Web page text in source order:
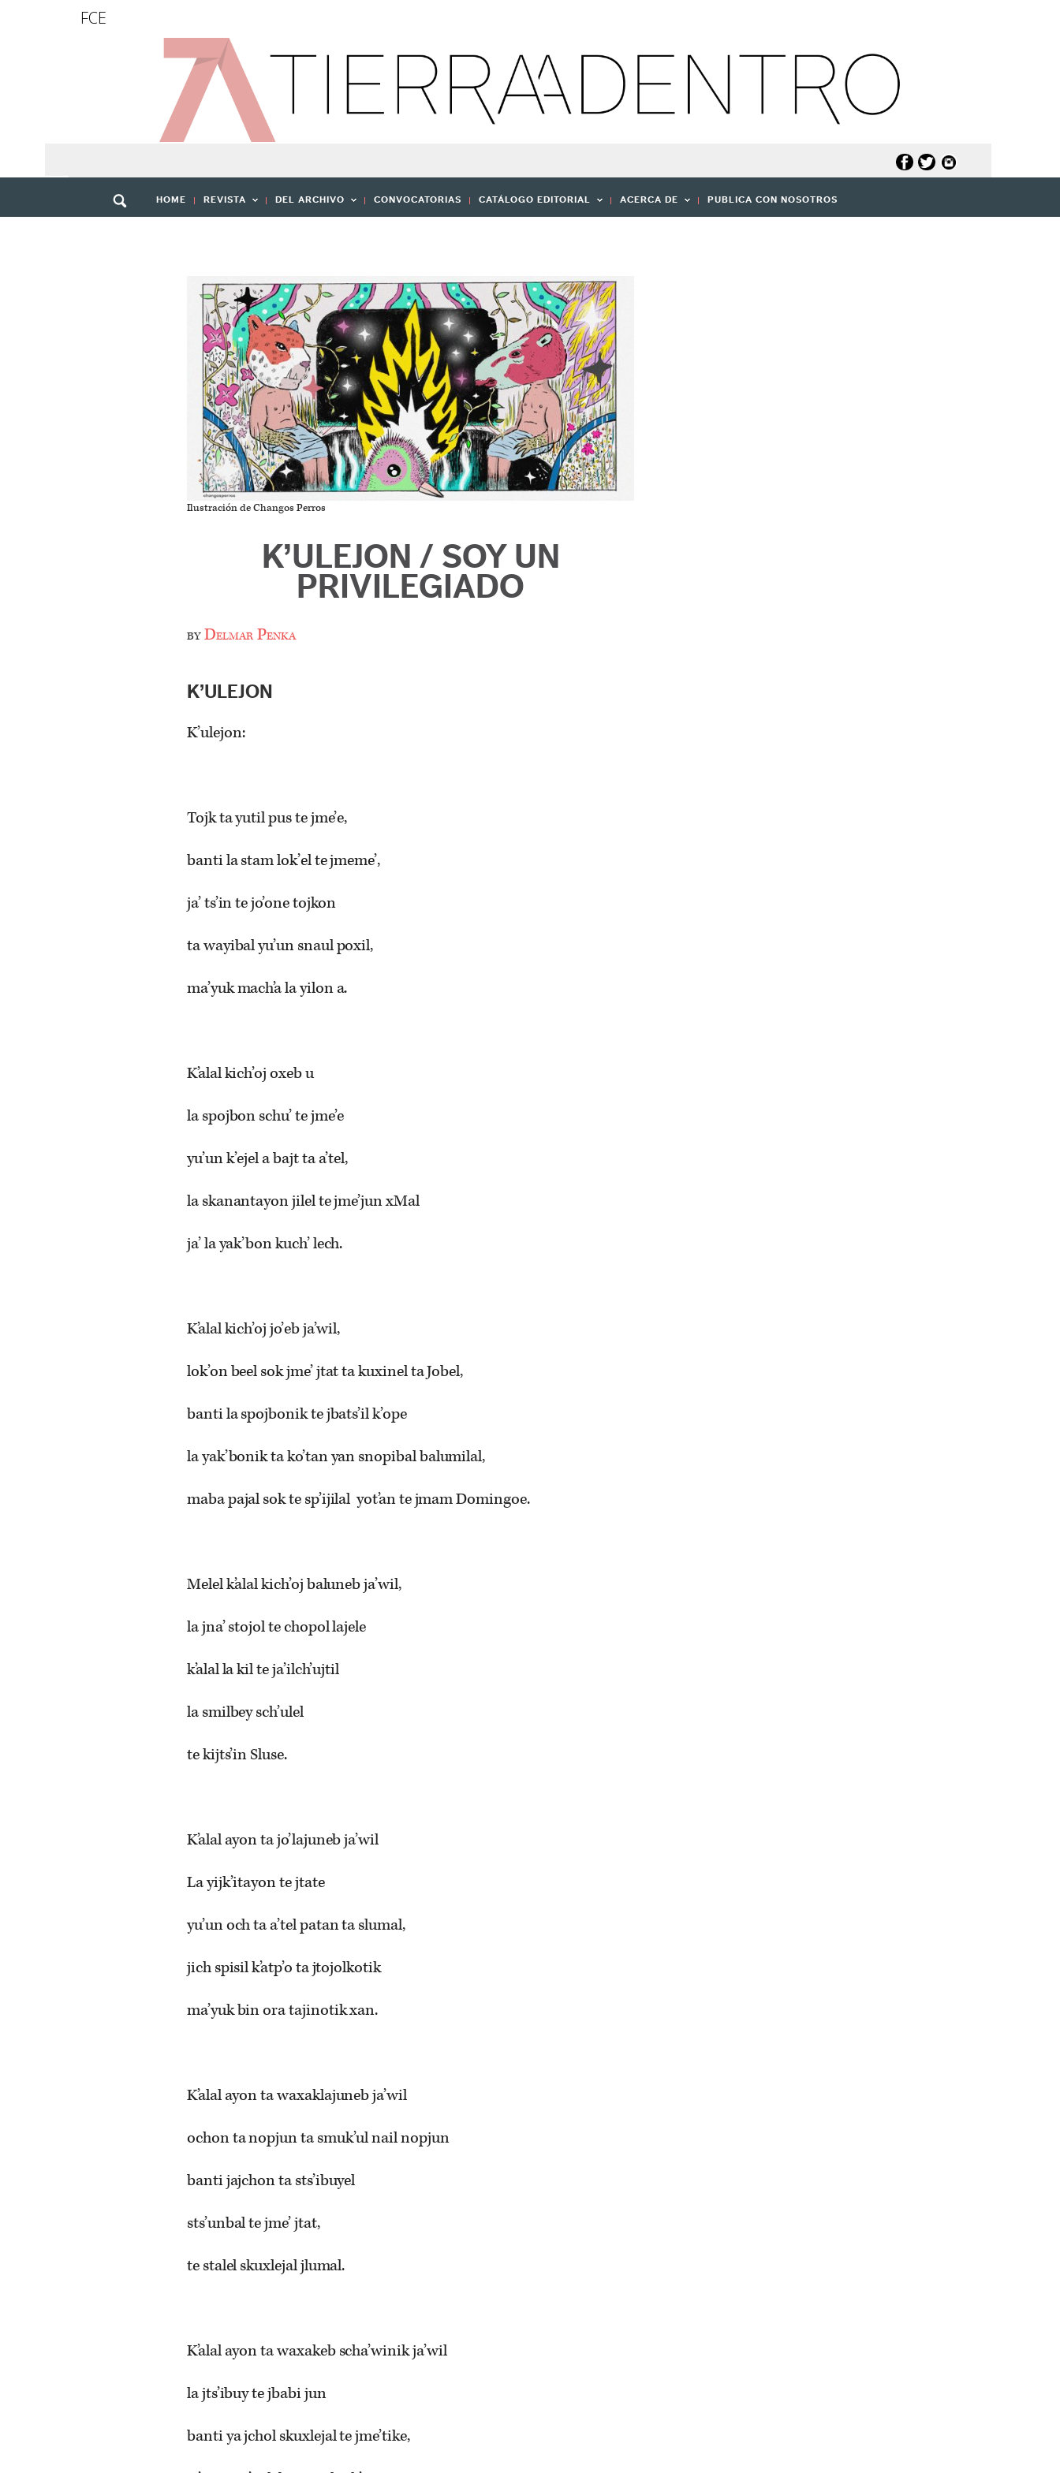
FCE
HOME REVISTA DEL ARCHIVO CONVOCATORIAS CATÁLOGO EDITORIAL ACERCA DE PUBLICA CON NOSOTROS
Ilustración de Changos Perros
K’ULEJON / SOY UN
PRIVILEGIADO
byDelmar Penka
K’ULEJON
K’ulejon:
Tojk ta yutil pus te jme’e,
banti la stam lok’el te jmeme’,
ja’ ts’in te jo’one tojkon
ta wayibal yu’un snaul poxil,
ma’yuk mach’a la yilon a.
K’alal kich’oj oxeb u
la spojbon schu’ te jme’e
yu’un k’ejel a bajt ta a’tel,
la skanantayon jilel te jme’jun xMal
ja’ la yak’bon kuch’ lech.
K’alal kich’oj jo’eb ja’wil,
lok’on beel sok jme’ jtat ta kuxinel ta Jobel,
banti la spojbonik te jbats’il k’ope
la yak’bonik ta ko’tan yan snopibal balumilal,
maba pajal sok te sp’ijilal yot’an te jmam Domingoe.
Melel k’alal kich’oj baluneb ja’wil,
la jna’ stojol te chopol lajele
k’alal la kil te ja’ilch’ujtil
la smilbey sch’ulel
te kijts’in Sluse.
K’alal ayon ta jo’lajuneb ja’wil
La yijk’itayon te jtate
yu’un och ta a’tel patan ta slumal,
jich spisil k’atp’o ta jtojolkotik
ma’yuk bin ora tajinotik xan.
K’alal ayon ta waxaklajuneb ja’wil
ochon ta nopjun ta smuk’ul nail nopjun
banti jajchon ta sts’ibuyel
sts’unbal te jme’ jtat,
te stalel skuxlejal jlumal.
K’alal ayon ta waxakeb scha’winik ja’wil
la jts’ibuy te jbabi jun
banti ya jchol skuxlejal te jme’tike,